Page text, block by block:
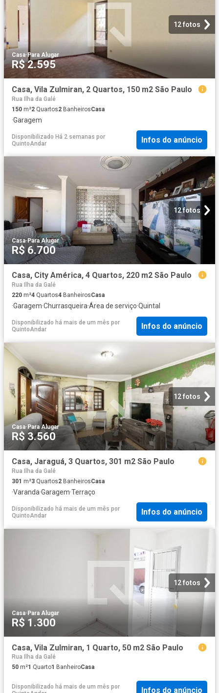
12 fotos
Casa·Para Alugar
R$ 2.595
Casa, Vila Zulmiran, 2 Quartos, 150 m2 São Paulo
Rua Ilha da Galé
150 m²2 Quartos2 BanheirosCasa
·Garagem
Disponibilizado Há 2 semanas por
QuintoAndar
Infos do anúncio
12 fotos
Casa·Para Alugar
R$ 6.700
Casa, City América, 4 Quartos, 220 m2 São Paulo
Rua Ilha da Galé
220 m²4 Quartos4 BanheirosCasa
·Garagem·Churrasqueira·Área de serviço·Quintal
Disponibilizado há mais de um mês por
QuintoAndar
Infos do anúncio
12 fotos
Casa·Para Alugar
R$ 3.560
Casa, Jaraguá, 3 Quartos, 301 m2 São Paulo
Rua Ilha da Galé
301 m²3 Quartos2 BanheirosCasa
·Varanda·Garagem·Terraço
Disponibilizado há mais de um mês por
QuintoAndar
Infos do anúncio
12 fotos
Casa·Para Alugar
R$ 1.300
Casa, Vila Zulmiran, 1 Quarto, 50 m2 São Paulo
Rua Ilha da Galé
50 m²1 Quarto1 BanheiroCasa
Disponibilizado há mais de um mês por
Infos do anúncio